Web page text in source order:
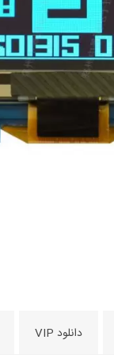
دانلود VIP